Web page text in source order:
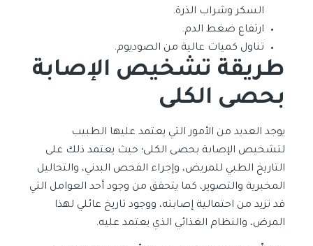
السكر وشراب الذرة.
ارتفاع ضغط الدم.
تناول كميات عالية من الصوديوم.
طريقة تشخيص الإصابة
بحصى الكلى
يوجد العديد من الأمور التي يعتمد عليها الطبيب
لتشخيص الإصابة بحصى الكلى؛ حيث يعتمد ذلك على
التاريخ الطبي للمريض، وإجراء الفحص البدني، والتحاليل
المخبرية والتصوير، كما يتحقق من وجود أحد العوامل التي
قد تزيد من احتمالية إصابته، ووجود تاريخ عائلي لهذا
المرض، والنظام الغذائي الذي يعتمد عليه.